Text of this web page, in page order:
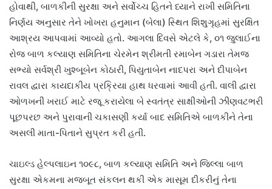
હોવાથી, બાળકીની સુરક્ષા અને સર્વોચ્ચ હિતને ધ્યાને રાખી સમિતિના
નિર્ણય અનુસાર તેને ખોખરા હનુમાન (બેલા) સ્થિત શિશુગૃહમાં સુરક્ષિત
આશ્રય આપવામાં આવ્યો હતો. આગલા દિવસે એટલે કે, ૦૧ જુલાઈના
રોજ બાળ કલ્યાણ સમિતિના ચેરમેન શ્રીમતી રમાબેન ગડારા તેમજ
સભ્યો સર્વશ્રી ખુશ્બૂબેન કોઠારી, પિયુતાબેન નાદપરા અને દીપાબેન
રાવલ દ્વારા કાયદાકીય પ્રક્રિયા હાથ ધરવામાં આવી હતી. વાલી દ્વારા
ઓળખની ખરાઈ માટે રજૂ કરાયેલા બે સ્વતંત્ર સાક્ષીઓની ઝીણવટભરી
પૂછપરછ અને પુરાવાની ચકાસણી કર્યા બાદ સમિતિએ બાળકીને તેના
અસલી માતા-પિતાને સુપ્રત કરી હતી.
ચાઇલ્ડ હેલ્પલાઇન ૧૦૯૮, બાળ કલ્યાણ સમિતિ અને જિલ્લા બાળ
સુરક્ષા એકમના મજબૂત સંકલન થકી એક માસૂમ દીકરીનું તેના